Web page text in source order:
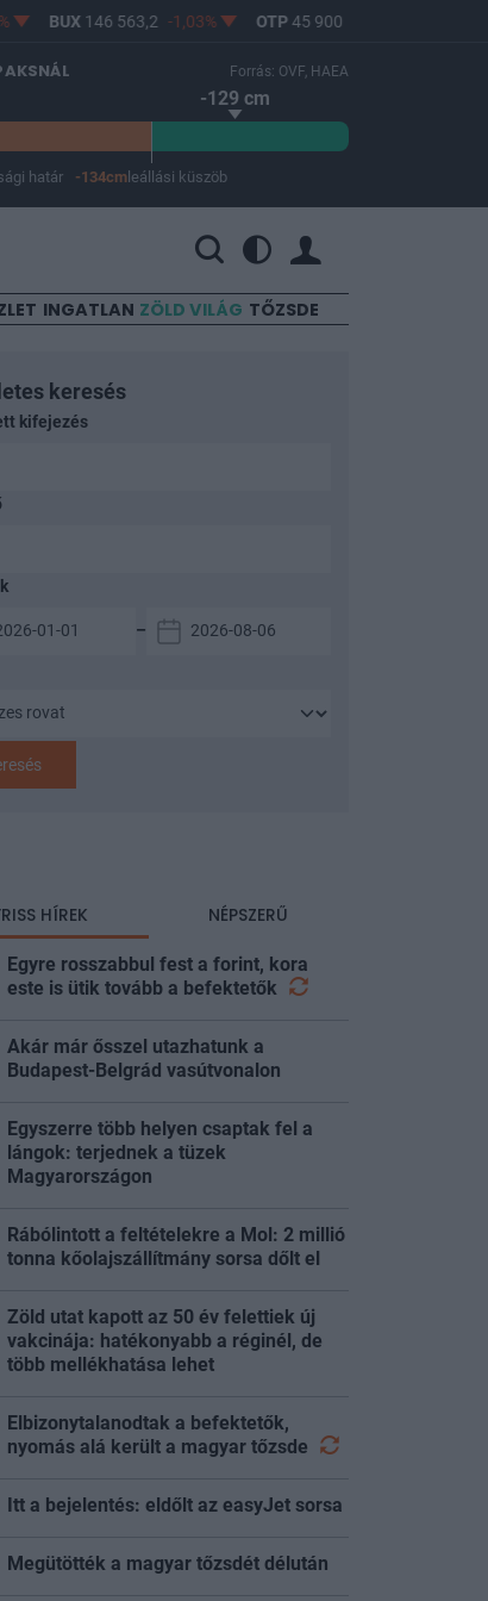
BUX 146 563,2 -1,03% OTP 45 900 -1,82%
Forrás: OVF, HAEA
-129 cm
határ -134cm leállási küszöb
INGATLAN ZÖLD VILÁG TŐZSDE
keresés
kifejezés
–
HÍREK NÉPSZERŰ
Egyre rosszabbul fest a forint, kora
este is ütik tovább a befektetők
Akár már ősszel utazhatunk a
Budapest-Belgrád vasútvonalon
Egyszerre több helyen csaptak fel a
lángok: terjednek a tüzek
Magyarországon
Rábólintott a feltételekre a Mol: 2 millió
tonna kőolajszállítmány sorsa dőlt el
Zöld utat kapott az 50 év felettiek új
vakcinája: hatékonyabb a réginél, de
több mellékhatása lehet
Elbizonytalanodtak a befektetők,
nyomás alá került a magyar tőzsde
Itt a bejelentés: eldőlt az easyJet sorsa
Megütötték a magyar tőzsdét délután